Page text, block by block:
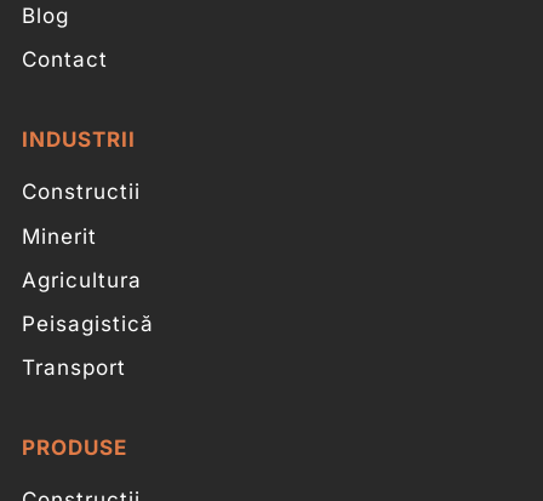
Blog
Contact
INDUSTRII
Constructii
Minerit
Agricultura
Peisagistică
Transport
PRODUSE